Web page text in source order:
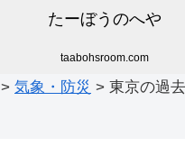
たーぼうのへや
taabohsroom.com
> 気象・防災 > 東京の過